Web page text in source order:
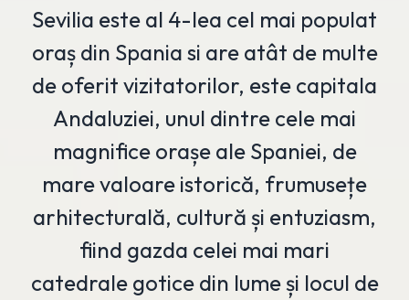
Sevilia este al 4-lea cel mai populat
oraș din Spania si are atât de multe
de oferit vizitatorilor, este capitala
Andaluziei, unul dintre cele mai
magnifice orașe ale Spaniei, de
mare valoare istorică, frumusețe
arhitecturală, cultură și entuziasm,
fiind gazda celei mai mari
catedrale gotice din lume și locul de